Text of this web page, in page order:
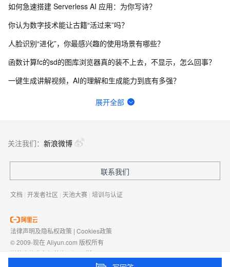
如何急速搭建 Serverless AI 应用：为你写诗？
你认为数字技术能让古籍“活过来”吗？
人脸识别“进化”，你最感兴趣的使用场景有哪些？
函数计算fc的sd的图库浏览器真的装不上去，不显示，怎么回事？
一键生成讲解视频，AI的理解和生成能力到底有多强？
请问主域名备案了，子域名还要备案吗？
函数计算一键部署ComfyUI绘画平台的优势有哪些？
有没有一种可能，其实你早就在AIGC了？
展开全部
关注我们： 新浪微博
联系我们
文档 | 开发者社区 | 天池大赛 | 培训与认证
法律声明及隐私权政策 | Cookies政策
© 2009-现在 Aliyun.com 版权所有
增值电信业务经营许可证： 浙B2-20080101
浙D3-20210002